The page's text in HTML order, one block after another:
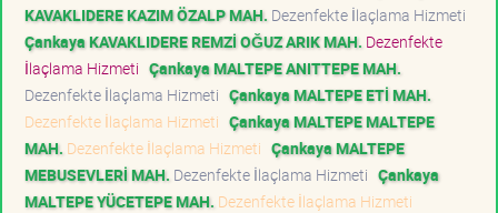
KAVAKLIDERE KAZIM ÖZALP MAH. Dezenfekte İlaçlama Hizmeti
Çankaya KAVAKLIDERE REMZİ OĞUZ ARIK MAH. Dezenfekte
İlaçlama Hizmeti Çankaya MALTEPE ANITTEPE MAH.
Dezenfekte İlaçlama Hizmeti Çankaya MALTEPE ETİ MAH.
Dezenfekte İlaçlama Hizmeti Çankaya MALTEPE MALTEPE
MAH. Dezenfekte İlaçlama Hizmeti Çankaya MALTEPE
MEBUSEVLERİ MAH. Dezenfekte İlaçlama Hizmeti Çankaya
MALTEPE YÜCETEPE MAH. Dezenfekte İlaçlama Hizmeti